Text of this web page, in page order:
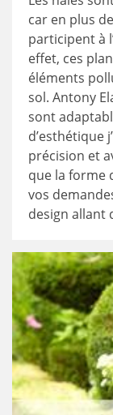
car en plus
participent à
effet, ces
éléments
sol. Antony
sont
d’esthétique
précision et
que la forme
vos
design allant